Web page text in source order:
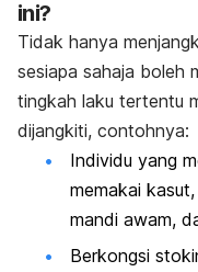
ini?
Tidak hanya
sesiapa sahaja boleh
tingkah laku tertentu
dijangkiti, contohnya:
Individu yang
memakai
mandi awam,
Berkongsi